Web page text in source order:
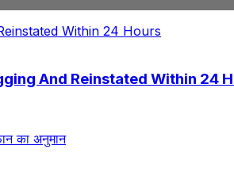
And Reinstated Within 24